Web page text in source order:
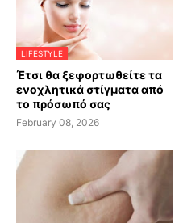
LIFESTYLE
Έτσι θα ξεφορτωθείτε τα
ενοχλητικά στίγματα από
το πρόσωπό σας
February 08, 2026